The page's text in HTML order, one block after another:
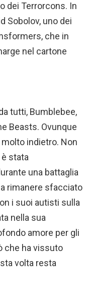
dei Terrorcons. In
Sobolov, uno dei
che in
nel cartone
tutti, Bumblebee,
Beasts. Ovunque
indietro. Non
stata
una battaglia
rimanere sfacciato
i suoi autisti sulla
nella sua
amore per gli
che ha vissuto
volta resta